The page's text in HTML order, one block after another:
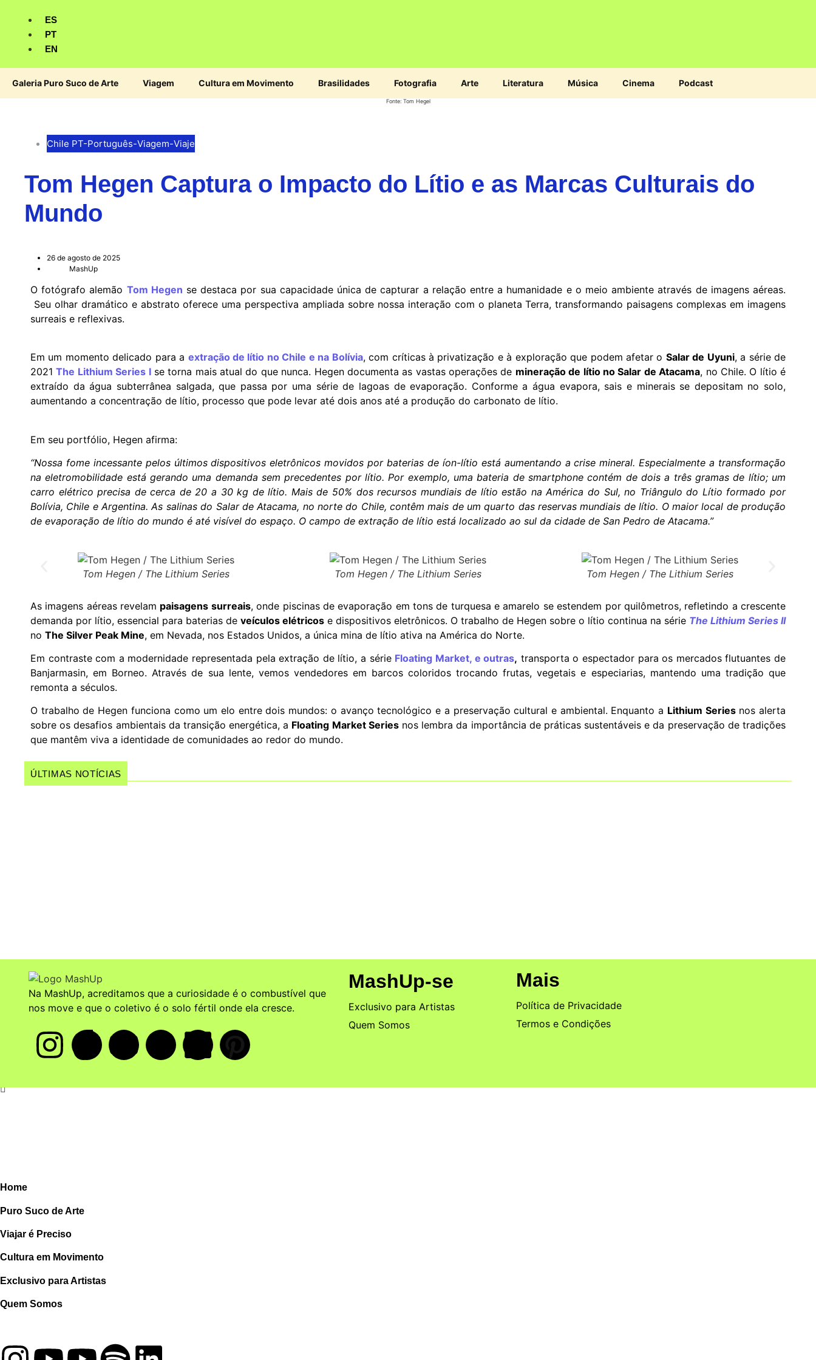
ES
PT
EN
Galeria Puro Suco de Arte Viagem Cultura em Movimento Brasilidades Fotografia Arte Literatura Música Cinema Podcast
Fonte: Tom Hegel
Chile PT-Português-Viagem-Viaje
Tom Hegen Captura o Impacto do Lítio e as Marcas Culturais do
Mundo
26 de agosto de 2025
MashUp
O fotógrafo alemão Tom Hegen se destaca por sua capacidade única de capturar a relação entre a humanidade e o meio ambiente através de imagens aéreas.
Seu olhar dramático e abstrato oferece uma perspectiva ampliada sobre nossa interação com o planeta Terra, transformando paisagens complexas em imagens
surreais e reflexivas.
Em um momento delicado para a extração de lítio no Chile e na Bolívia, com críticas à privatização e à exploração que podem afetar o Salar de Uyuni, a série de
2021The Lithium Series Ise torna mais atual do que nunca. Hegen documenta as vastas operações de mineração de lítio no Salar de Atacama, no Chile. O lítio é
extraído da água subterrânea salgada, que passa por uma série de lagoas de evaporação. Conforme a água evapora, sais e minerais se depositam no solo,
aumentando a concentração de lítio, processo que pode levar até dois anos até a produção do carbonato de lítio.
Em seu portfólio, Hegen afirma:
“Nossa fome incessante pelos últimos dispositivos eletrônicos movidos por baterias de íon-lítio está aumentando a crise mineral. Especialmente a transformação
na eletromobilidade está gerando uma demanda sem precedentes por lítio. Por exemplo, uma bateria de smartphone contém de dois a três gramas de lítio; um
carro elétrico precisa de cerca de 20 a 30 kg de lítio. Mais de 50% dos recursos mundiais de lítio estão na América do Sul, no Triângulo do Lítio formado por
Bolívia, Chile e Argentina. As salinas do Salar de Atacama, no norte do Chile, contêm mais de um quarto das reservas mundiais de lítio. O maior local de produção
de evaporação de lítio do mundo é até visível do espaço. O campo de extração de lítio está localizado ao sul da cidade de San Pedro de Atacama.”
Tom Hegen / The Lithium Series Tom Hegen / The Lithium Series Tom Hegen / The Lithium Series
As imagens aéreas revelam paisagens surreais, onde piscinas de evaporação em tons de turquesa e amarelo se estendem por quilômetros, refletindo a crescente
demanda por lítio, essencial para baterias de veículos elétricos e dispositivos eletrônicos. O trabalho de Hegen sobre o lítio continua na série The Lithium Series II
no The Silver Peak Mine, em Nevada, nos Estados Unidos, a única mina de lítio ativa na América do Norte.
Em contraste com a modernidade representada pela extração de lítio, a série Floating Market, e outras, transporta o espectador para os mercados flutuantes de
Banjarmasin, em Borneo. Através de sua lente, vemos vendedores em barcos coloridos trocando frutas, vegetais e especiarias, mantendo uma tradição que
remonta a séculos.
O trabalho de Hegen funciona como um elo entre dois mundos: o avanço tecnológico e a preservação cultural e ambiental. Enquanto a Lithium Seriesnos alerta
sobre os desafios ambientais da transição energética, a Floating Market Seriesnos lembra da importância de práticas sustentáveis e da preservação de tradições
que mantêm viva a identidade de comunidades ao redor do mundo.
ÚLTIMAS NOTÍCIAS
Na MashUp, acreditamos que a curiosidade é o combustível que
nos move e que o coletivo é o solo fértil onde ela cresce.
MashUp-se
Exclusivo para Artistas
Quem Somos
Mais
Política de Privacidade
Termos e Condições
Home
Puro Suco de Arte
Viajar é Preciso
Cultura em Movimento
Exclusivo para Artistas
Quem Somos